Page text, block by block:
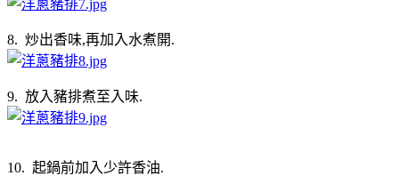
8. 炒出香味,再加入水煮開.
9. 放入豬排煮至入味.
10. 起鍋前加入少許香油.